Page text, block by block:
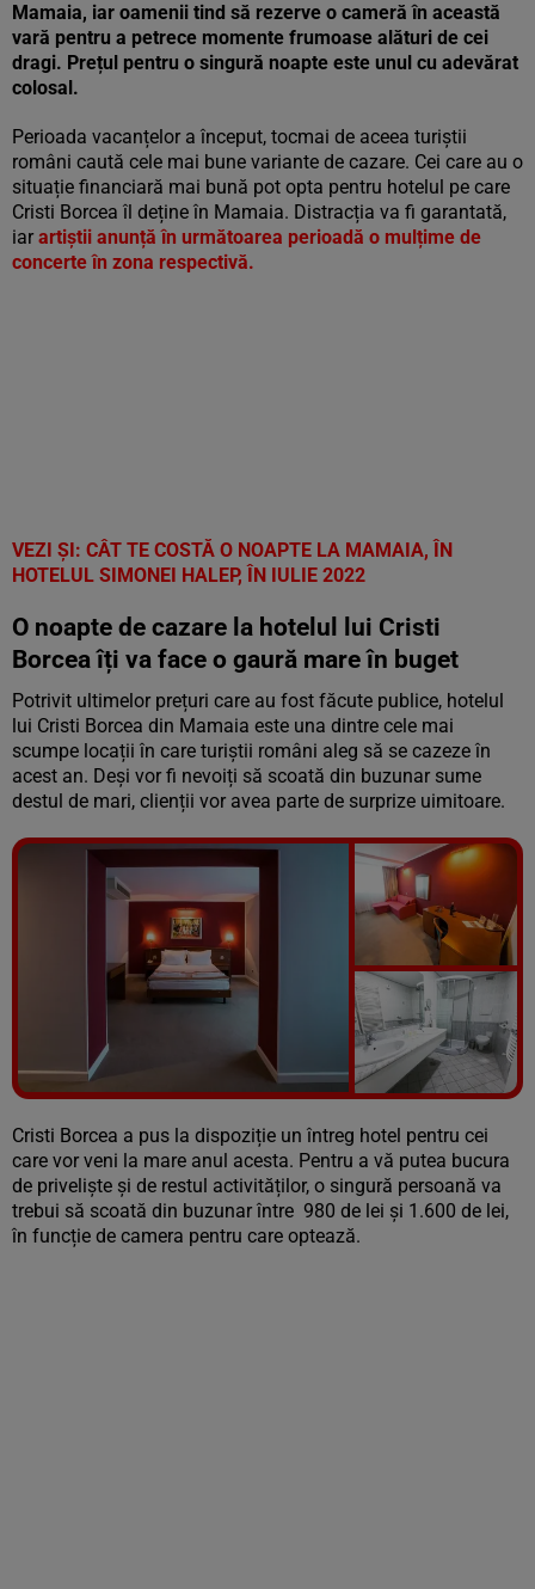
Mamaia, iar oamenii tind să rezerve o cameră în această
vară pentru a petrece momente frumoase alături de cei
dragi. Prețul pentru o singură noapte este unul cu adevărat
colosal.
Perioada vacanțelor a început, tocmai de aceea turiștii
români caută cele mai bune variante de cazare. Cei care au o
situație financiară mai bună pot opta pentru hotelul pe care
Cristi Borcea îl deține în Mamaia. Distracția va fi garantată,
iar artiștii anunță în următoarea perioadă o mulțime de
concerte în zona respectivă.
VEZI ȘI: CÂT TE COSTĂ O NOAPTE LA MAMAIA, ÎN
HOTELUL SIMONEI HALEP, ÎN IULIE 2022
O noapte de cazare la hotelul lui Cristi
Borcea îți va face o gaură mare în buget
Potrivit ultimelor prețuri care au fost făcute publice, hotelul
lui Cristi Borcea din Mamaia este una dintre cele mai
scumpe locații în care turiștii români aleg să se cazeze în
acest an. Deși vor fi nevoiți să scoată din buzunar sume
destul de mari, clienții vor avea parte de surprize uimitoare.
Vezi galeria foto
9 poze
Cristi Borcea a pus la dispoziție un întreg hotel pentru cei
care vor veni la mare anul acesta. Pentru a vă putea bucura
de priveliște și de restul activităților, o singură persoană va
trebui să scoată din buzunar între 980 de lei și 1.600 de lei,
în funcție de camera pentru care optează.